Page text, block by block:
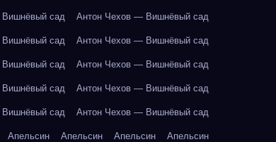
сад Антон Чехов — Вишнёвый сад
сад Антон Чехов — Вишнёвый сад
сад Антон Чехов — Вишнёвый сад
сад Антон Чехов — Вишнёвый сад
сад Антон Чехов — Вишнёвый сад
Апельсин Апельсин Апельсин Апельсин